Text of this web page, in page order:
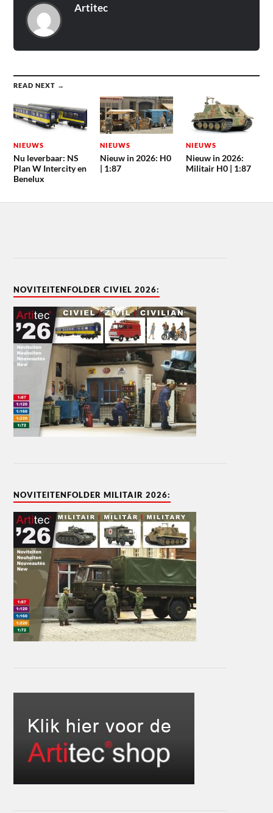
Artitec
READ NEXT →
NIEUWS
Nu leverbaar: NS
Plan W Intercity en
Benelux
NIEUWS
Nieuw in 2026: H0
| 1:87
NIEUWS
Nieuw in 2026:
Militair H0 | 1:87
NOVITEITENFOLDER CIVIEL 2026:
NOVITEITENFOLDER MILITAIR 2026: